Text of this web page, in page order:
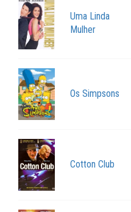
Uma Linda
Mulher
Os Simpsons
Cotton Club